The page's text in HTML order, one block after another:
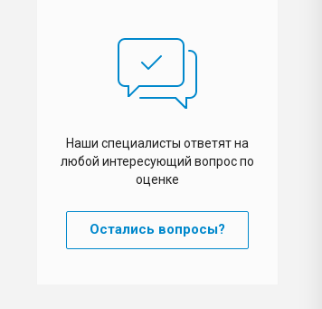
Наши специалисты ответят на
любой интересующий вопрос по
оценке
Остались вопросы?